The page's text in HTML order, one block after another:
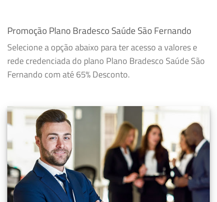
Promoção Plano Bradesco Saúde São Fernando
Selecione a opção abaixo para ter acesso a valores e
rede credenciada do plano Plano Bradesco Saúde São
Fernando com até 65% Desconto.